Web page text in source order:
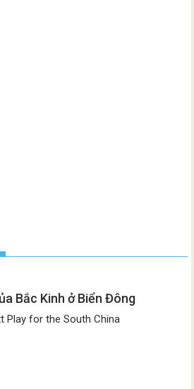
Bắc Kinh ở Biển Đông
Play for the South China